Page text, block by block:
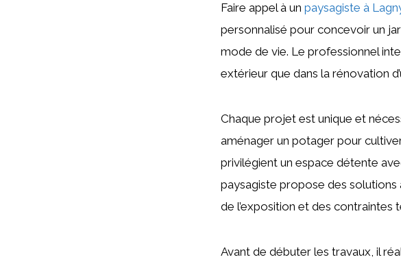
Faire appel à un paysagiste à
personnalisé pour concevoir un
mode de vie. Le professionnel
extérieur que dans la rénovation
Chaque projet est unique et
aménager un potager pour
privilégient un espace détente
paysagiste propose des
de l’exposition et des contraintes
Avant de débuter les travaux, il